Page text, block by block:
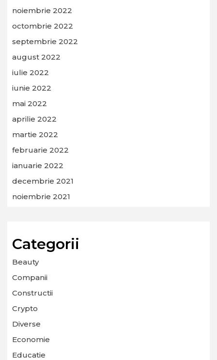
noiembrie 2022
octombrie 2022
septembrie 2022
august 2022
iulie 2022
iunie 2022
mai 2022
aprilie 2022
martie 2022
februarie 2022
ianuarie 2022
decembrie 2021
noiembrie 2021
Categorii
Beauty
Companii
Constructii
Crypto
Diverse
Economie
Educatie